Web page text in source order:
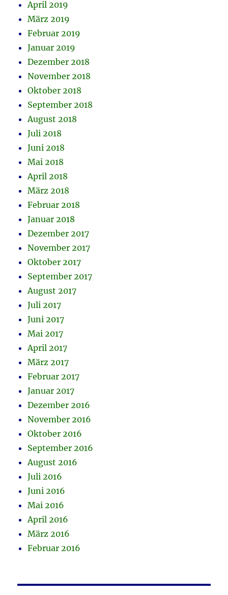
April 2019
März 2019
Februar 2019
Januar 2019
Dezember 2018
November 2018
Oktober 2018
September 2018
August 2018
Juli 2018
Juni 2018
Mai 2018
April 2018
März 2018
Februar 2018
Januar 2018
Dezember 2017
November 2017
Oktober 2017
September 2017
August 2017
Juli 2017
Juni 2017
Mai 2017
April 2017
März 2017
Februar 2017
Januar 2017
Dezember 2016
November 2016
Oktober 2016
September 2016
August 2016
Juli 2016
Juni 2016
Mai 2016
April 2016
März 2016
Februar 2016